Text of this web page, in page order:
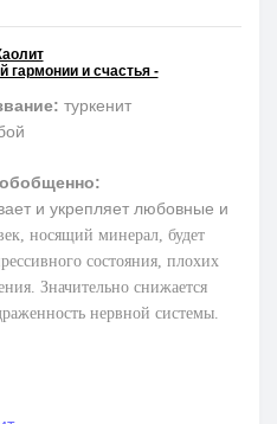
гармонии и счастья -
туркенит
и укрепляет любовные и
носящий минерал, будет
состояния, плохих
Значительно снижается
нервной системы.